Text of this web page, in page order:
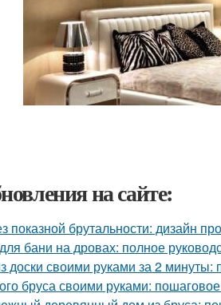
на сайте:
показной брутальности: дизайн
бани на дровах: полное
доски своими руками за 2 минуты:
бруса своими руками: